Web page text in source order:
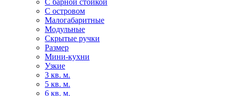
С барной стойкой
С островом
Малогабаритные
Модульные
Скрытые ручки
Размер
Мини-кухни
Узкие
3 кв. м.
5 кв. м.
6 кв. м.